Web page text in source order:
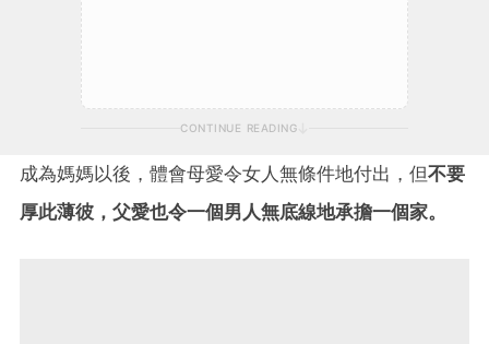
CONTINUE READING
成為媽媽以後，體會母愛令女人無條件地付出，但不要
厚此薄彼，父愛也令一個男人無底線地承擔一個家。